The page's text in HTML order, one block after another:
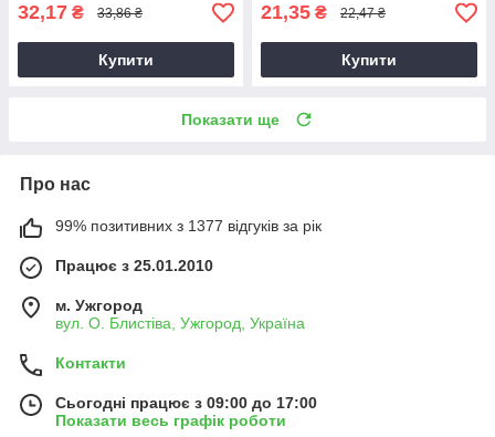
32,17 ₴ 33,86 ₴
Купити
21,35 ₴ 22,47 ₴
Купити
Показати ще
Про нас
99% позитивних з 1377 відгуків за рік
Працює з 25.01.2010
м. Ужгород
вул. О. Блистіва, Ужгород, Україна
Контакти
Сьогодні працює з 09:00 до 17:00
Показати весь графік роботи